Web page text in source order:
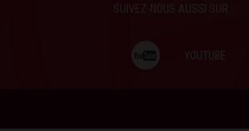
SUIVEZ-NOUS AUSSI SUR :
YOUTUBE